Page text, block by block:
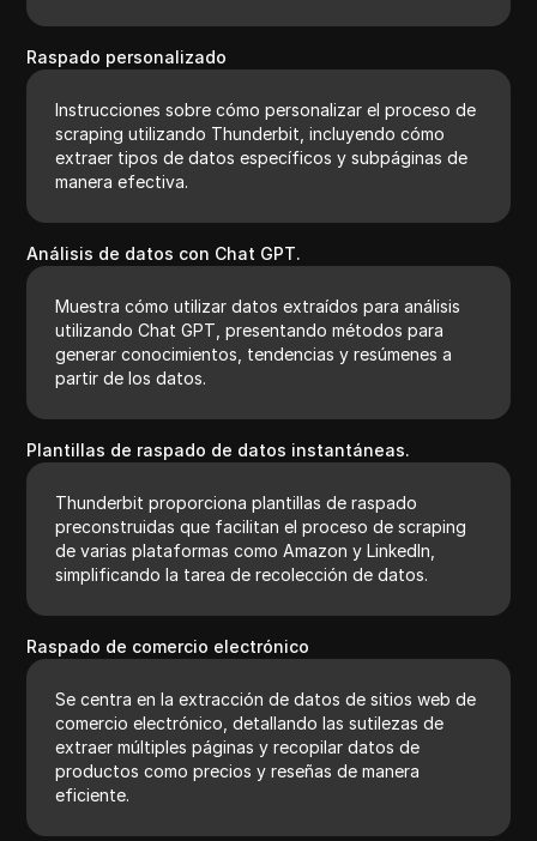
Raspado personalizado
Instrucciones sobre cómo personalizar el proceso de
scraping utilizando Thunderbit, incluyendo cómo
extraer tipos de datos específicos y subpáginas de
manera efectiva.
Análisis de datos con Chat GPT.
Muestra cómo utilizar datos extraídos para análisis
utilizando Chat GPT, presentando métodos para
generar conocimientos, tendencias y resúmenes a
partir de los datos.
Plantillas de raspado de datos instantáneas.
Thunderbit proporciona plantillas de raspado
preconstruidas que facilitan el proceso de scraping
de varias plataformas como Amazon y LinkedIn,
simplificando la tarea de recolección de datos.
Raspado de comercio electrónico
Se centra en la extracción de datos de sitios web de
comercio electrónico, detallando las sutilezas de
extraer múltiples páginas y recopilar datos de
productos como precios y reseñas de manera
eficiente.